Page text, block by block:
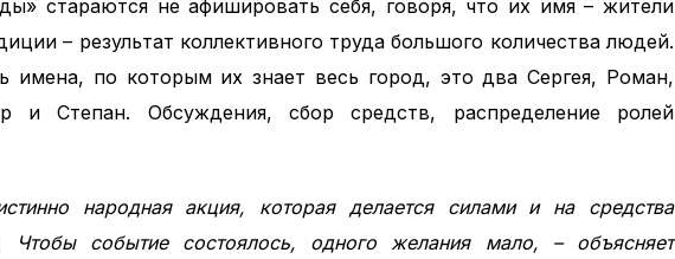
стараются не афишировать себя, говоря, что их имя – жители
– результат коллективного труда большого количества людей.
имена, по которым их знает весь город, это два Сергея, Роман,
и Степан. Обсуждения, сбор средств, распределение ролей
народная акция, которая делается силами и на средства
Чтобы событие состоялось, одного желания мало, – объясняет